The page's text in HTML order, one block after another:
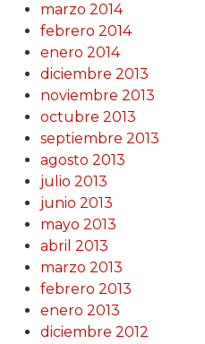
marzo 2014
febrero 2014
enero 2014
diciembre 2013
noviembre 2013
octubre 2013
septiembre 2013
agosto 2013
julio 2013
junio 2013
mayo 2013
abril 2013
marzo 2013
febrero 2013
enero 2013
diciembre 2012